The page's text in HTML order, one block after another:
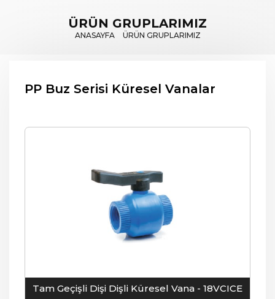
ÜRÜN GRUPLARIMIZ
ANASAYFA ÜRÜN GRUPLARIMIZ
PP Buz Serisi Küresel Vanalar
Tam Geçişli Dişi Dişli Küresel Vana - 18VCICE